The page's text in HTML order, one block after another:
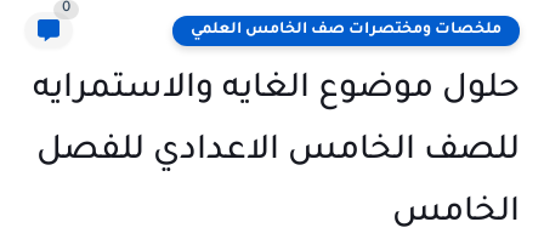
ملخصات ومختصرات صف الخامس العلمي
0
حلول موضوع الغايه والاستمرايه
للصف الخامس الاعدادي للفصل
الخامس